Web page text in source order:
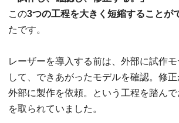
この3つの工程を大きく短縮することが
たです。
レーザーを導入する前は、外部に試作
して、できあがったモデルを確認。修
外部に製作を依頼。という工程を踏ん
を取られていました。